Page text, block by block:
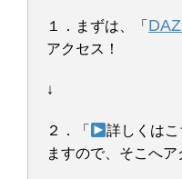
１．まずは、「
アクセス！
↓
２．「
詳しくは
ますので、そこへア